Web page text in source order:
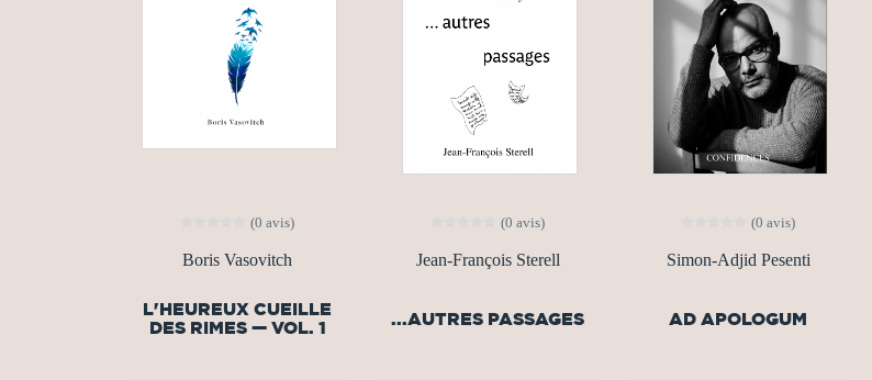
(0 avis)
Boris Vasovitch
L'HEUREUX CUEILLE
DES RIMES — VOL. 1
(0 avis)
Jean-François Sterell
...AUTRES PASSAGES
(0 avis)
Simon-Adjid Pesenti
AD APOLOGUM